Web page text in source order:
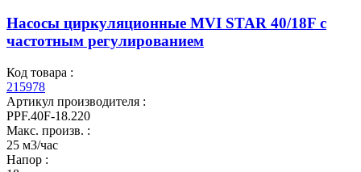
Насосы циркуляционные MVI STAR 40/18F с
частотным регулированием
Код товара :
215978
Артикул производителя :
PPF.40F-18.220
Макс. произв. :
25 м3/час
Напор :